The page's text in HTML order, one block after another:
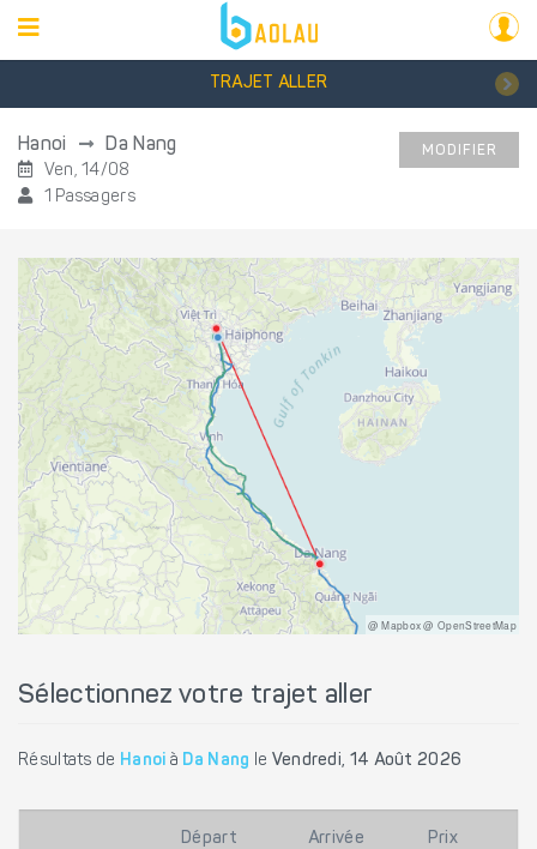
TRAJET ALLER
Hanoi Da Nang
Ven, 14/08
1 Passagers
MODIFIER
@ Mapbox @ OpenStreetMap
Sélectionnez votre trajet aller
Résultats de Hanoi à Da Nang le Vendredi, 14 Août 2026
Départ Arrivée Prix